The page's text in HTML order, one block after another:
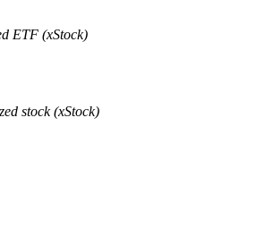
quản lý tài chính
quản lý tài chính hiện tại và thu nhập lâu dài
ETF (xStock)
stock (xStock)